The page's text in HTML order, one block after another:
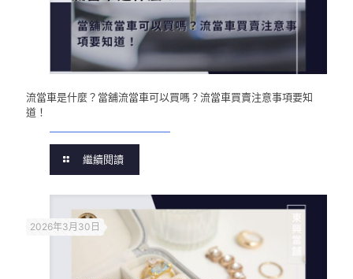
流當車是什麼？當舖流當車可以買嗎？流當車買賣注意事項要知
道！
繼續閱讀
2026年3月30日